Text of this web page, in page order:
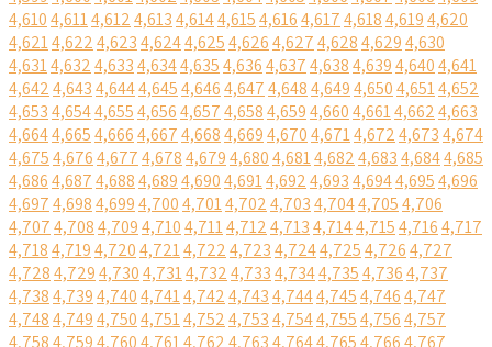
4,6104,6114,6124,6134,6144,6154,6164,6174,6184,6194,620
4,6214,6224,6234,6244,6254,6264,6274,6284,6294,630
4,6314,6324,6334,6344,6354,6364,6374,6384,6394,6404,641
4,6424,6434,6444,6454,6464,6474,6484,6494,6504,6514,652
4,6534,6544,6554,6564,6574,6584,6594,6604,6614,6624,663
4,6644,6654,6664,6674,6684,6694,6704,6714,6724,6734,674
4,6754,6764,6774,6784,6794,6804,6814,6824,6834,6844,685
4,6864,6874,6884,6894,6904,6914,6924,6934,6944,6954,696
4,6974,6984,6994,7004,7014,7024,7034,7044,7054,706
4,7074,7084,7094,7104,7114,7124,7134,7144,7154,7164,717
4,7184,7194,7204,7214,7224,7234,7244,7254,7264,727
4,7284,7294,7304,7314,7324,7334,7344,7354,7364,737
4,7384,7394,7404,7414,7424,7434,7444,7454,7464,747
4,7484,7494,7504,7514,7524,7534,7544,7554,7564,757